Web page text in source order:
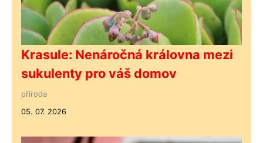
Krasule: Nenáročná královna mezi
sukulenty pro váš domov
příroda
05. 07. 2026